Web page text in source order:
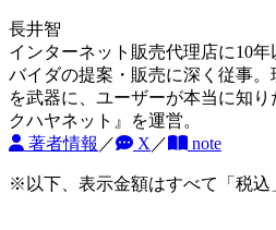
長井智
インターネット販売代理店に10
バイダの提案・販売に深く従事
を武器に、ユーザーが本当に知
クハヤネット』を運営。
著者情報 ／ X ／ note
※以下、表示金額はすべて「税込